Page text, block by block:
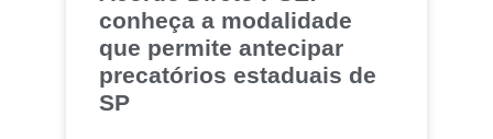
conheça a modalidade
que permite antecipar
precatórios estaduais de
SP